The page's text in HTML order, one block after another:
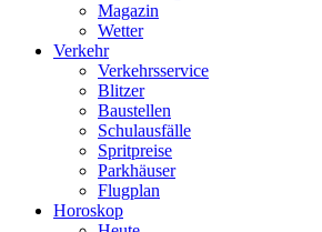
Magazin
Wetter
Verkehr
Verkehrsservice
Blitzer
Baustellen
Schulausfälle
Spritpreise
Parkhäuser
Flugplan
Horoskop